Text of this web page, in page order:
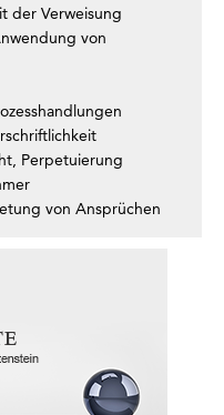
der Verweisung
von
Perpetuierung
von Ansprüchen